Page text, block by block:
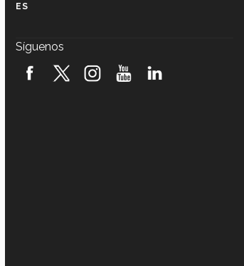
robótica FIRST 2026! (video)
ES
Síguenos